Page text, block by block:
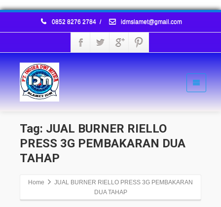
0852 8276 2784 / idmslamet@gmail.com
Tag: JUAL BURNER RIELLO
PRESS 3G PEMBAKARAN DUA
TAHAP
Home
JUAL BURNER RIELLO PRESS 3G PEMBAKARAN
DUA TAHAP